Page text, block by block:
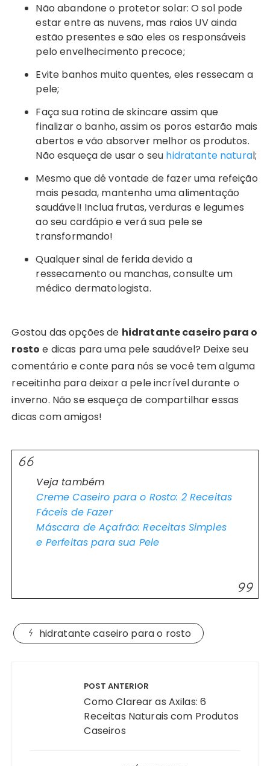
Não abandone o protetor solar: O sol pode
estar entre as nuvens, mas raios UV ainda
estão presentes e são eles os responsáveis
pelo envelhecimento precoce;
Evite banhos muito quentes, eles ressecam a
pele;
Faça sua rotina de skincare assim que
finalizar o banho, assim os poros estarão mais
abertos e vão absorver melhor os produtos.
Não esqueça de usar o seu hidratante natural;
Mesmo que dê vontade de fazer uma refeição
mais pesada, mantenha uma alimentação
saudável! Inclua frutas, verduras e legumes
ao seu cardápio e verá sua pele se
transformando!
Qualquer sinal de ferida devido a
ressecamento ou manchas, consulte um
médico dermatologista.
Gostou das opções de hidratante caseiro para o
rosto e dicas para uma pele saudável? Deixe seu
comentário e conte para nós se você tem alguma
receitinha para deixar a pele incrível durante o
inverno. Não se esqueça de compartilhar essas
dicas com amigos!
Veja também
Creme Caseiro para o Rosto: 2 Receitas
Fáceis de Fazer
Máscara de Açafrão: Receitas Simples
e Perfeitas para sua Pele
hidratante caseiro para o rosto
POST ANTERIOR
Como Clarear as Axilas: 6
Receitas Naturais com Produtos
Caseiros